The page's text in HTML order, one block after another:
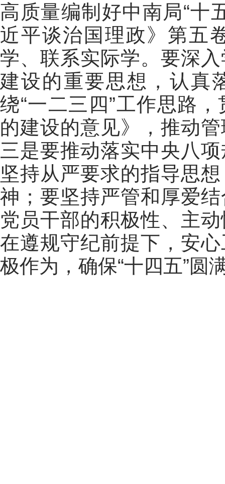
高质量编制好中南局“十
近平谈治国理政》第五
学、联系实际学。要深
建设的重要思想，认真
绕“一二三四”工作思路
的建设的意见》，推动
三是要推动落实中央八
坚持从严要求的指导思
神；要坚持严管和厚爱
党员干部的积极性、主
在遵规守纪前提下，安
极作为，确保“十四五”圆